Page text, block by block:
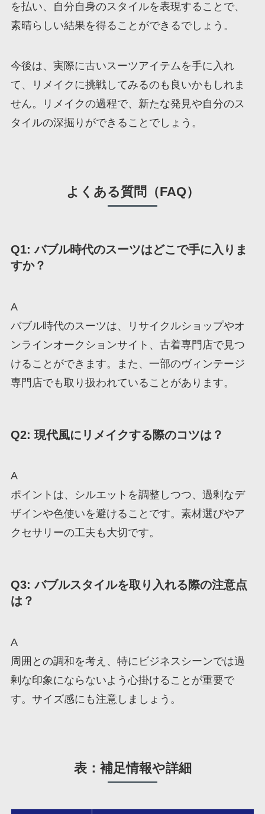
を払い、自分自身のスタイルを表現することで、
素晴らしい結果を得ることができるでしょう。
今後は、実際に古いスーツアイテムを手に入れ
て、リメイクに挑戦してみるのも良いかもしれま
せん。リメイクの過程で、新たな発見や自分のス
タイルの深掘りができることでしょう。
よくある質問（FAQ）
Q1: バブル時代のスーツはどこで手に入りま
すか？
A
バブル時代のスーツは、リサイクルショップやオ
ンラインオークションサイト、古着専門店で見つ
けることができます。また、一部のヴィンテージ
専門店でも取り扱われていることがあります。
Q2: 現代風にリメイクする際のコツは？
A
ポイントは、シルエットを調整しつつ、過剰なデ
ザインや色使いを避けることです。素材選びやア
クセサリーの工夫も大切です。
Q3: バブルスタイルを取り入れる際の注意点
は？
A
周囲との調和を考え、特にビジネスシーンでは過
剰な印象にならないよう心掛けることが重要で
す。サイズ感にも注意しましょう。
表：補足情報や詳細